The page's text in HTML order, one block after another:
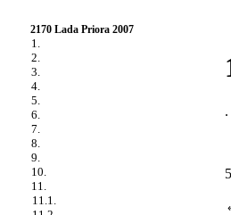
2170 Lada Priora 2007
1.
2.
3.
4.
5.
6.
7.
8.
9.
10.
11.
11.1.
.